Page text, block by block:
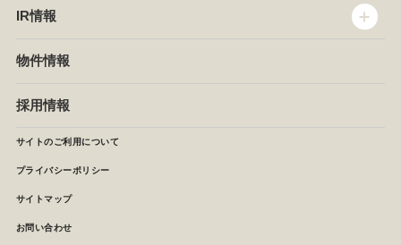
セントラルキッチン
NEWS
椿屋珈琲
イタリアンダイニングDONA
店舗検索
IR情報
IRニュース
月次報告
決算短信
株主の皆様へ
よくあるご質問 (株主優待制度)
物件情報
採用情報
サイトのご利用について
プライバシーポリシー
サイトマップ
お問い合わせ